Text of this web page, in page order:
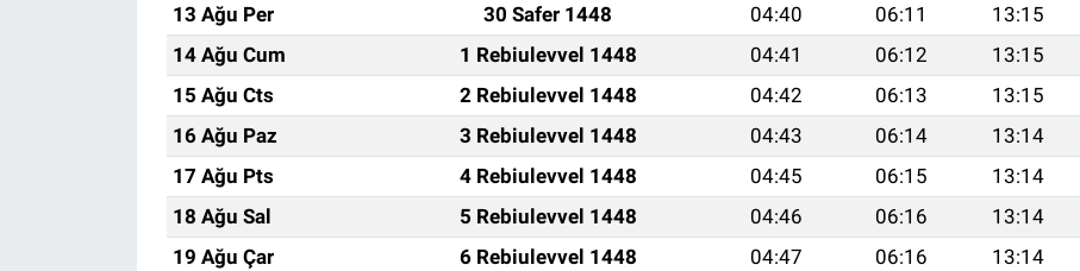
13 Ağu Per
30 Safer 1448 04:40 06:11 13:15
14 Ağu Cum
1 Rebiulevvel 1448 04:41 06:12 13:15
15 Ağu Cts
2 Rebiulevvel 1448 04:42 06:13 13:15
16 Ağu Paz
3 Rebiulevvel 1448 04:43 06:14 13:14
17 Ağu Pts
4 Rebiulevvel 1448 04:45 06:15 13:14
18 Ağu Sal
5 Rebiulevvel 1448 04:46 06:16 13:14
19 Ağu Çar
6 Rebiulevvel 1448 04:47 06:16 13:14